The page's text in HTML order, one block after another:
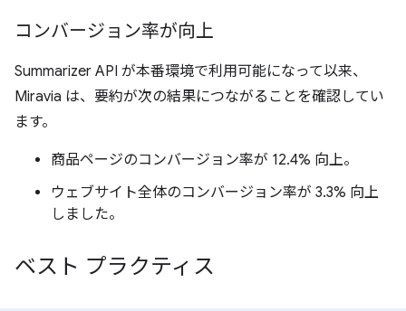
コンバージョン率が向上
Summarizer API が本番環境で利用可能になって以来、
Miravia は、要約が次の結果につながることを確認してい
ます。
商品ページのコンバージョン率が 12.4% 向上。
ウェブサイト全体のコンバージョン率が 3.3% 向上
しました。
ベスト プラクティス